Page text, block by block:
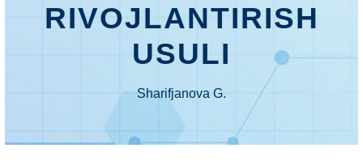
RIVOJLANTIRISH
USULI
Sharifjanova G.